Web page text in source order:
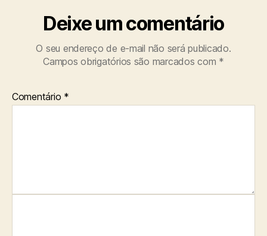
Deixe um comentário
O seu endereço de e-mail não será publicado.
Campos obrigatórios são marcados com *
Comentário *